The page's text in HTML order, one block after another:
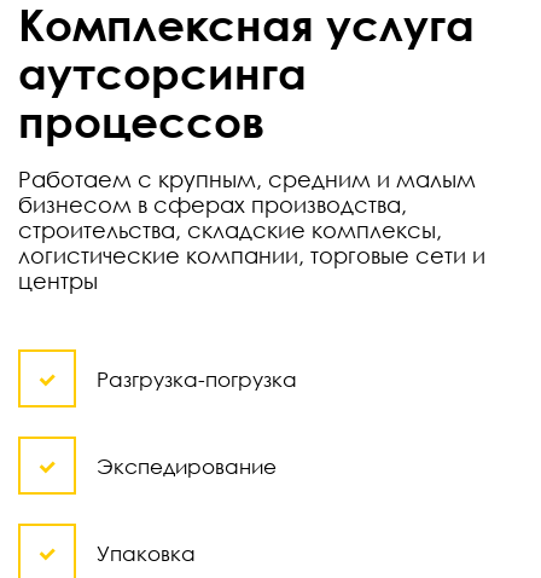
Комплексная услуга
аутсорсинга
процессов
Работаем с крупным, средним и малым
бизнесом в сферах производства,
строительства, складские комплексы,
логистические компании, торговые сети и
центры
Разгрузка-погрузка
Экспедирование
Упаковка